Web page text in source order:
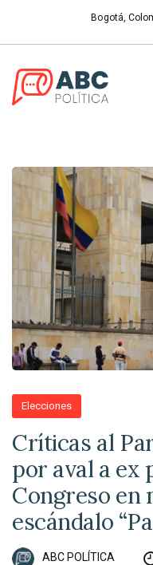
Bogotá,
Elecciones
Críticas al
por aval a ex
Congreso en
escándalo
ABC POLÍTICA